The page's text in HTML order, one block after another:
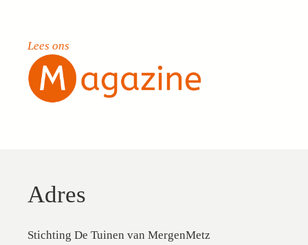
Lees ons
Adres
Stichting De Tuinen van MergenMetz